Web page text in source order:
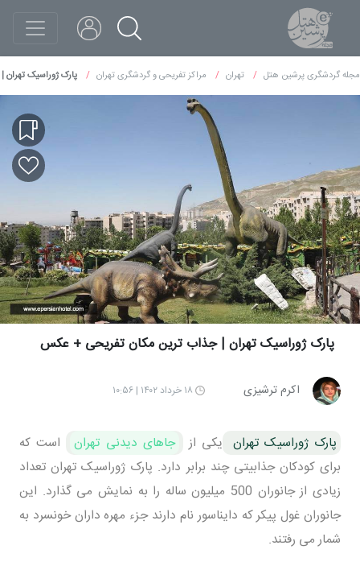
مجله گردشگری پرشین هتل تهران مراکز تفریحی و گردشگری تهران پارک ژوراسیک
پارک ژوراسیک تهران | جذاب ترین مکان تفریحی + عکس
اکرم ترشیزی ۱۸ خرداد ۱۴۰۲ | ۱۰:۵۶
پارک ژوراسیک تهران یکی از جاهای دیدنی تهران
است که
برای کودکان جذابیتی چند برابر دارد. پارک ژوراسیک تهران تعداد
زیادی از جانوران 500 میلیون ساله را به نمایش می گذارد. این
جانوران غول پیکر که دایناسور نام دارند جزء مهره داران خونسرد به
شمار می رفتند.